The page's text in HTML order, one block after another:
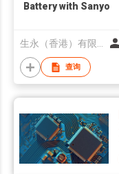
Battery with Sanyo
生永（香港）有限公司
查询